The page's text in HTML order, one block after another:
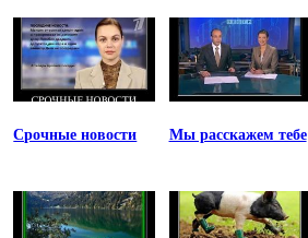
Срочные новости Мы расскажем тебе